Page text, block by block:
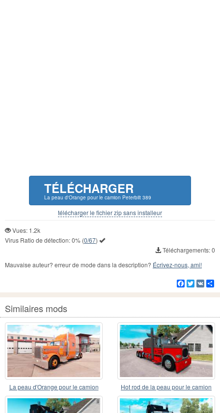
TÉLÉCHARGER
La peau d'Orange pour le camion Peterbilt 389
télécharger le fichier zip sans installeur
Vues: 1.2k
Virus Ratio de détection:0% (0/67)
Téléchargements: 0
Mauvaise auteur? erreur de mode dans la description? Écrivez-nous, ami!
Facebook
Twitter
VK
Similaires mods
La peau d'Orange pour le camion
Peterbilt 389 v1
Hot rod de la peau pour le camion
Peterbilt 389